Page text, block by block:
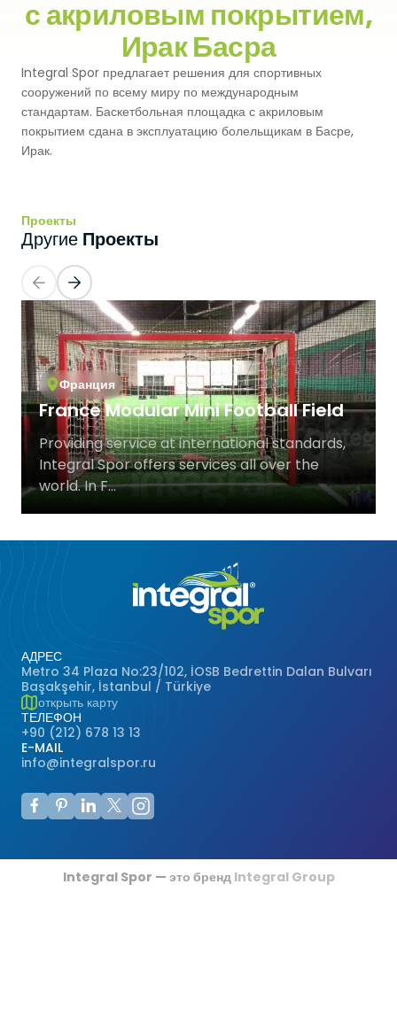
Легкоатлетические Дорожки
Падельные Корты
Падельн Клубы
Корт для Пиклбола
Теннисные Корты
Сквош Корты
Стальные Трибуны
Баскетбольные Корты
Волейбольные Корты
Гандбольные Корты
Многофункциональные Поля
Хоккейные Поля
Бейсбольные Поля
Регби Поля
Бадминтонные Корты
Футзальные Корты
Американский Футбол
Premium
Monoturf
PowerGrass
Падел Турф
Теннисная Трава
Гольфовая Трава
Гибридная Трава
Натуральная Трава
Система Напылительного Покрытия
Полное ПУ покрытие
ПУ Покрытие
Акриловое Покрытие
Модульное Резиновое Покрытие
Дренированный Шокпад
ПЭ Шокпад
с акриловым покрытием,
Ирак Басра
Integral Spor предлагает решения для спортивных
сооружений по всему миру по международным
стандартам. Баскетбольная площадка с акриловым
покрытием сдана в эксплуатацию болельщикам в Басре,
Ирак.
Проекты
Другие Проекты
Франция
France Modular Mini Football Field
Providing service at international standards,
Integral Spor offers services all over the
world. In F...
АДРЕС
Metro 34 Plaza No:23/102, İOSB Bedrettin Dalan Bulvarı
Başakşehir, İstanbul / Türkiye
открыть карту
ТЕЛЕФОН
+90 (212) 678 13 13
E-MAIL
info@integralspor.ru
Integral Spor — это бренд Integral Group